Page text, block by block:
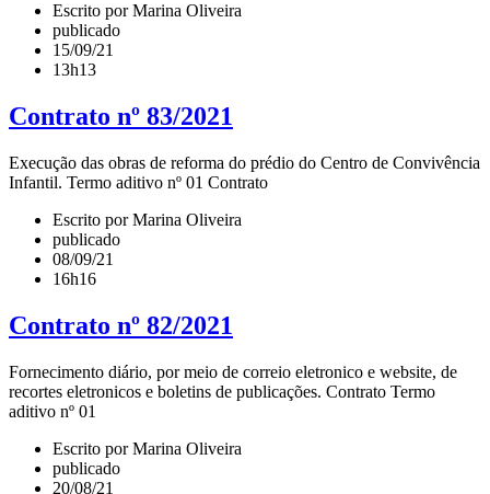
Escrito por Marina Oliveira
publicado
15/09/21
13h13
Contrato nº 83/2021
Execução das obras de reforma do prédio do Centro de Convivência
Infantil. Termo aditivo nº 01 Contrato
Escrito por Marina Oliveira
publicado
08/09/21
16h16
Contrato nº 82/2021
Fornecimento diário, por meio de correio eletronico e website, de
recortes eletronicos e boletins de publicações. Contrato Termo
aditivo nº 01
Escrito por Marina Oliveira
publicado
20/08/21